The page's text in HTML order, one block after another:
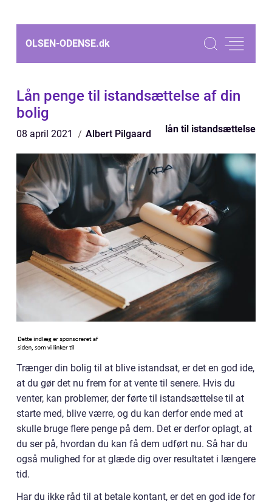
OLSEN-ODENSE.dk
Lån penge til istandsættelse af din
bolig
08 april 2021 Albert Pilgaard lån til istandsættelse
Trænger din bolig til at blive istandsat, er det en god ide,
at du gør det nu frem for at vente til senere. Hvis du
venter, kan problemer, der førte til istandsættelse til at
starte med, blive værre, og du kan derfor ende med at
skulle bruge flere penge på dem. Det er derfor oplagt, at
du ser på, hvordan du kan få dem udført nu. Så har du
også mulighed for at glæde dig over resultatet i længere
tid.
Har du ikke råd til at betale kontant, er det en god ide for